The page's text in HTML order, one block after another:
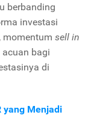
berbanding
investasi
momentum sell in
bagi
di
yang Menjadi